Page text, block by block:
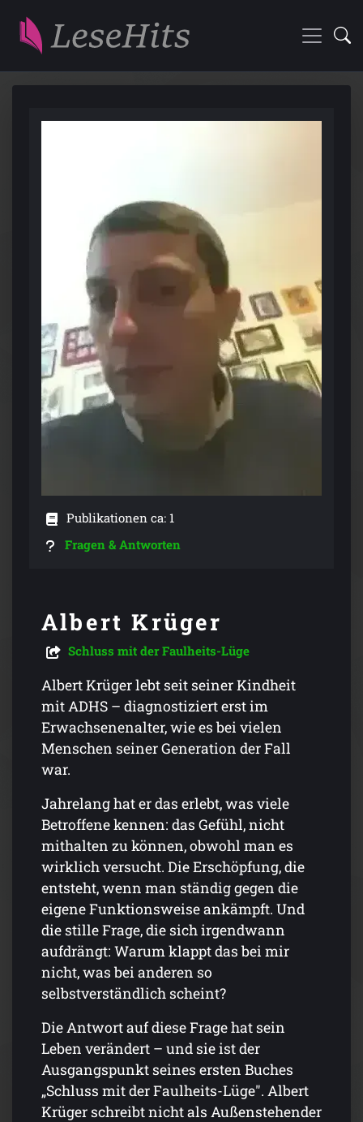
Publikationen ca: 1
Fragen & Antworten
Albert Krüger
Schluss mit der Faulheits-Lüge
Albert Krüger lebt seit seiner Kindheit
mit ADHS – diagnostiziert erst im
Erwachsenenalter, wie es bei vielen
Menschen seiner Generation der Fall
war.
Jahrelang hat er das erlebt, was viele
Betroffene kennen: das Gefühl, nicht
mithalten zu können, obwohl man es
wirklich versucht. Die Erschöpfung, die
entsteht, wenn man ständig gegen die
eigene Funktionsweise ankämpft. Und
die stille Frage, die sich irgendwann
aufdrängt: Warum klappt das bei mir
nicht, was bei anderen so
selbstverständlich scheint?
Die Antwort auf diese Frage hat sein
Leben verändert – und sie ist der
Ausgangspunkt seines ersten Buches
„Schluss mit der Faulheits-Lüge". Albert
Krüger schreibt nicht als Außenstehender